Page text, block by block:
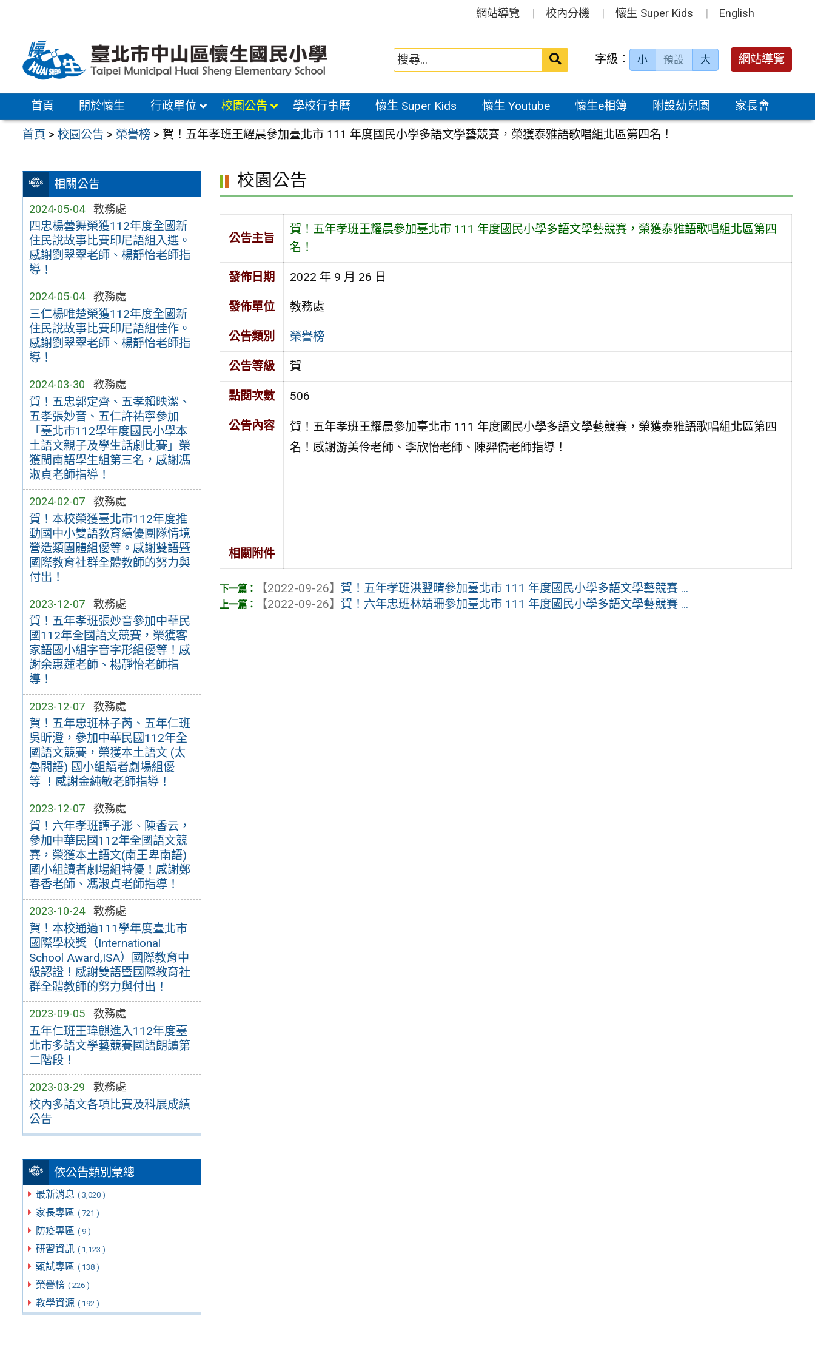
區
網站導覽 校內分機 懷生 Super Kids English
送出 字級： 小 預設 大 網站導覽
首頁 關於懷生 行政單位 校園公告 學校行事曆 懷生 Super Kids 懷生 Youtube 懷生e相簿 附設幼兒園 家長會
首頁 >校園公告 > 榮譽榜 >賀！五年孝班王耀晨參加臺北市 111 年度國民小學多語文學藝競賽，榮獲泰雅語歌唱組北區第四名！
相關公告
2024-05-04 教務處
四忠楊蕓舞榮獲112年度全國新
住民說故事比賽印尼語組入選。
感謝劉翠翠老師、楊靜怡老師指
導！
2024-05-04 教務處
三仁楊唯楚榮獲112年度全國新
住民說故事比賽印尼語組佳作。
感謝劉翠翠老師、楊靜怡老師指
導！
2024-03-30 教務處
賀！五忠郭定齊、五孝賴映潔、
五孝張妙音、五仁許祐寧參加
「臺北市112學年度國民小學本
土語文親子及學生話劇比賽」榮
獲閩南語學生組第三名，感謝馮
淑貞老師指導！
2024-02-07 教務處
賀！本校榮獲臺北市112年度推
動國中小雙語教育績優團隊情境
營造類團體組優等。感謝雙語暨
國際教育社群全體教師的努力與
付出！
2023-12-07 教務處
賀！五年孝班張妙音參加中華民
國112年全國語文競賽，榮獲客
家語國小組字音字形組優等！感
謝余惠蓮老師、楊靜怡老師指
導！
2023-12-07 教務處
賀！五年忠班林子芮、五年仁班
吳昕澄，參加中華民國112年全
國語文競賽，榮獲本土語文 (太
魯閣語) 國小組讀者劇場組優
等 ！感謝金純敏老師指導！
2023-12-07 教務處
賀！六年孝班譚子浵、陳香云，
參加中華民國112年全國語文競
賽，榮獲本土語文(南王卑南語)
國小組讀者劇場組特優！感謝鄭
春香老師、馮淑貞老師指導！
2023-10-24 教務處
賀！本校通過111學年度臺北市
國際學校獎（International
School Award,ISA）國際教育中
級認證！感謝雙語暨國際教育社
群全體教師的努力與付出！
2023-09-05 教務處
五年仁班王瑋麒進入112年度臺
北市多語文學藝競賽國語朗讀第
二階段！
2023-03-29 教務處
校內多語文各項比賽及科展成績
公告
依公告類別彙總
最新消息 ( 3,020 )
家長專區 ( 721 )
防疫專區 ( 9 )
研習資訊 ( 1,123 )
甄試專區 ( 138 )
榮譽榜 ( 226 )
教學資源 ( 192 )
校園公告
公告主旨
賀！五年孝班王耀晨參加臺北市 111 年度國民小學多語文學藝競賽，榮獲泰雅語歌唱組北區第四
名！
發佈日期 2022 年 9 月 26 日
發佈單位 教務處
公告類別 榮譽榜
公告等級 賀
點閱次數 506
公告內容
賀！五年孝班王耀晨參加臺北市 111 年度國民小學多語文學藝競賽，榮獲泰雅語歌唱組北區第四
名！感謝游美伶老師、李欣怡老師、陳羿僑老師指導！
相關附件
【2022-09-26】賀！五年孝班洪翌晴參加臺北市 111 年度國民小學多語文學藝競賽 ...
【2022-09-26】賀！六年忠班林靖珊參加臺北市 111 年度國民小學多語文學藝競賽 ...